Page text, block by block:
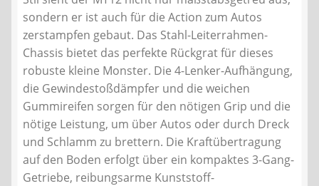
sondern er ist auch für die Action zum Autos
zerstampfen gebaut. Das Stahl-Leiterrahmen-
Chassis bietet das perfekte Rückgrat für dieses
robuste kleine Monster. Die 4-Lenker-Aufhängung,
die Gewindestoßdämpfer und die weichen
Gummireifen sorgen für den nötigen Grip und die
nötige Leistung, um über Autos oder durch Dreck
und Schlamm zu brettern. Die Kraftübertragung
auf den Boden erfolgt über ein kompaktes 3-Gang-
Getriebe, reibungsarme Kunststoff-